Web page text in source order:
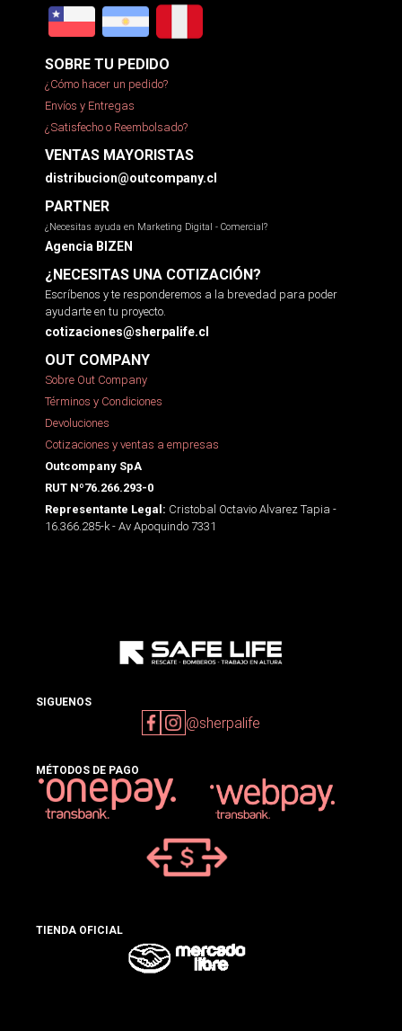
SOBRE TU PEDIDO
¿Cómo hacer un pedido?
Envíos y Entregas
¿Satisfecho o Reembolsado?
VENTAS MAYORISTAS
distribucion@outcompany.cl
PARTNER
¿Necesitas ayuda en Marketing Digital - Comercial?
Agencia BIZEN
¿NECESITAS UNA COTIZACIÓN?
Escríbenos y te responderemos a la brevedad para poder
ayudarte en tu proyecto.
cotizaciones@sherpalife.cl
OUT COMPANY
Sobre Out Company
Términos y Condiciones
Devoluciones
Cotizaciones y ventas a empresas
Outcompany SpA
RUT Nº76.266.293-0
Representante Legal: Cristobal Octavio Alvarez Tapia -
16.366.285-k - Av Apoquindo 7331
SIGUENOS
@sherpalife
MÉTODOS DE PAGO
TIENDA OFICIAL